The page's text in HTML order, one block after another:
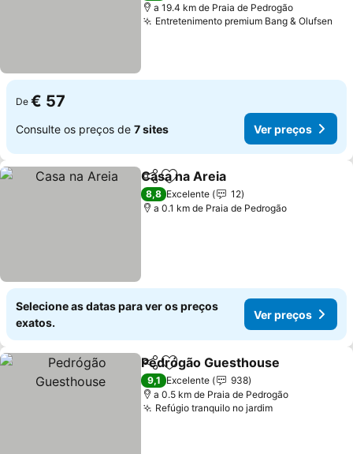
a 19.4 km de Praia de Pedrogão
Entretenimento premium Bang & Olufsen
De € 57
Consulte os preços de 7 sites Ver preços
PartilharAdicionar aos favoritos
Casa na Areia
8,8 Excelente
12
a 0.1 km de Praia de Pedrogão
Selecione as datas para ver os preços
exatos.
Ver preços
PartilharAdicionar aos favoritos
Pedrógão Guesthouse
9,1 Excelente
938
a 0.5 km de Praia de Pedrogão
Refúgio tranquilo no jardimVer preços